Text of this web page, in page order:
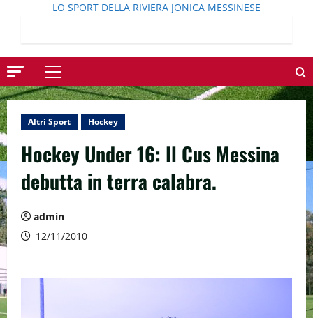
LO SPORT DELLA RIVIERA JONICA MESSINESE
Menu
principale
Altri Sport Hockey
Hockey Under 16: Il Cus Messina
debutta in terra calabra.
admin
12/11/2010